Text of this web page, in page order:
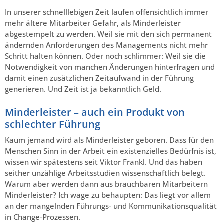
In unserer schnelllebigen Zeit laufen offensichtlich immer
mehr ältere Mitarbeiter Gefahr, als Minderleister
abgestempelt zu werden. Weil sie mit den sich permanent
ändernden Anforderungen des Managements nicht mehr
Schritt halten können. Oder noch schlimmer: Weil sie die
Notwendigkeit von manchen Änderungen hinterfragen und
damit einen zusätzlichen Zeitaufwand in der Führung
generieren. Und Zeit ist ja bekanntlich Geld.
Minderleister – auch ein Produkt von
schlechter Führung
Kaum jemand wird als Minderleister geboren. Dass für den
Menschen Sinn in der Arbeit ein existenzielles Bedürfnis ist,
wissen wir spätestens seit Viktor Frankl. Und das haben
seither unzählige Arbeitsstudien wissenschaftlich belegt.
Warum aber werden dann aus brauchbaren Mitarbeitern
Minderleister? Ich wage zu behaupten: Das liegt vor allem
an der mangelnden Führungs- und Kommunikationsqualität
in Change-Prozessen.